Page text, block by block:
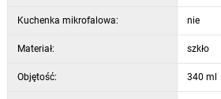
Kuchenka mikrofalowa: nie
Materiał: szkło
Objętość: 340 ml